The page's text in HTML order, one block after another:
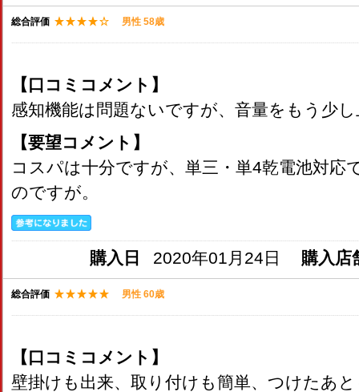
総合評価 男性 58歳
【口コミコメント】
感知機能は問題ないですが、音量をもう少
【要望コメント】
コスパは十分ですが、単三・単4乾電池対応
のですが。
購入日 2020年01月24日 購入店
総合評価 男性 60歳
【口コミコメント】
壁掛けも出来、取り付けも簡単、つけたあ